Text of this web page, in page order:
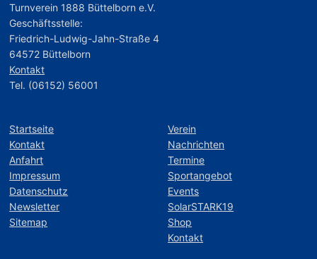
Turnverein 1888 Büttelborn e.V.
Geschäftsstelle:
Friedrich-Ludwig-Jahn-Straße 4
64572 Büttelborn
Kontakt
Tel. (06152) 56001
Startseite
Kontakt
Anfahrt
Impressum
Datenschutz
Newsletter
Sitemap
Verein
Nachrichten
Termine
Sportangebot
Events
SolarSTARK19
Shop
Kontakt